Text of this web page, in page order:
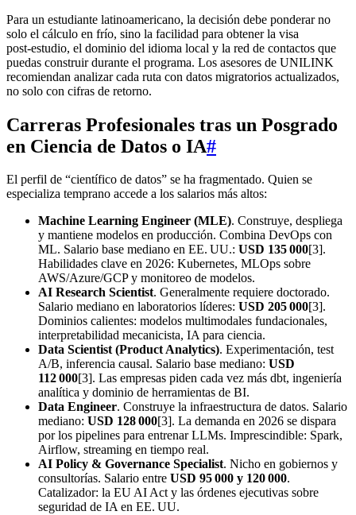
Para un estudiante latinoamericano, la decisión debe ponderar no
solo el cálculo en frío, sino la facilidad para obtener la visa
post‑estudio, el dominio del idioma local y la red de contactos que
puedas construir durante el programa. Los asesores de UNILINK
recomiendan analizar cada ruta con datos migratorios actualizados,
no solo con cifras de retorno.
Carreras Profesionales tras un Posgrado
en Ciencia de Datos o IA#
El perfil de “científico de datos” se ha fragmentado. Quien se
especializa temprano accede a los salarios más altos:
Machine Learning Engineer (MLE). Construye, despliega
y mantiene modelos en producción. Combina DevOps con
ML. Salario base mediano en EE. UU.: USD 135 000[3].
Habilidades clave en 2026: Kubernetes, MLOps sobre
AWS/Azure/GCP y monitoreo de modelos.
AI Research Scientist. Generalmente requiere doctorado.
Salario mediano en laboratorios líderes: USD 205 000[3].
Dominios calientes: modelos multimodales fundacionales,
interpretabilidad mecanicista, IA para ciencia.
Data Scientist (Product Analytics). Experimentación, test
A/B, inferencia causal. Salario base mediano: USD
112 000[3]. Las empresas piden cada vez más dbt, ingeniería
analítica y dominio de herramientas de BI.
Data Engineer. Construye la infraestructura de datos. Salario
mediano: USD 128 000[3]. La demanda en 2026 se dispara
por los pipelines para entrenar LLMs. Imprescindible: Spark,
Airflow, streaming en tiempo real.
AI Policy & Governance Specialist. Nicho en gobiernos y
consultorías. Salario entre USD 95 000 y 120 000.
Catalizador: la EU AI Act y las órdenes ejecutivas sobre
seguridad de IA en EE. UU.